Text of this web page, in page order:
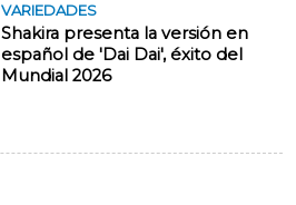
VARIEDADES
Shakira presenta la versión en
español de 'Dai Dai', éxito del
Mundial 2026